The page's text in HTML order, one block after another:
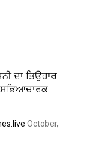
ਦਾ ਤਿਉਹਾਰ
October,